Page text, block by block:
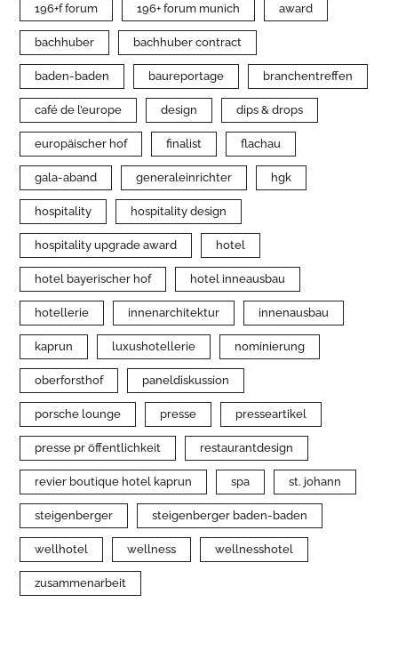
196+f forum 196+ forum munich award
bachhuber bachhuber contract
baden-baden baureportage branchentreffen
café de l’europe design dips & drops
europäischer hof finalist flachau
gala-aband generaleinrichter hgk
hospitality hospitality design
hospitality upgrade award hotel
hotel bayerischer hof hotel inneausbau
hotellerie innenarchitektur innenausbau
kaprun luxushotellerie nominierung
oberforsthof paneldiskussion
porsche lounge presse presseartikel
presse pr öffentlichkeit restaurantdesign
revier boutique hotel kaprun spa st. johann
steigenberger steigenberger baden-baden
wellhotel wellness wellnesshotel
zusammenarbeit